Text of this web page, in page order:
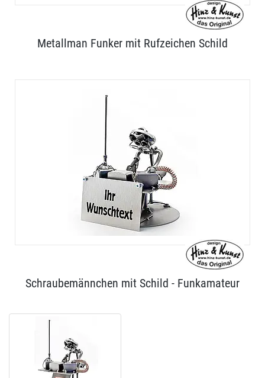
Metallman Funker mit Rufzeichen Schild
Schraubemännchen mit Schild - Funkamateur